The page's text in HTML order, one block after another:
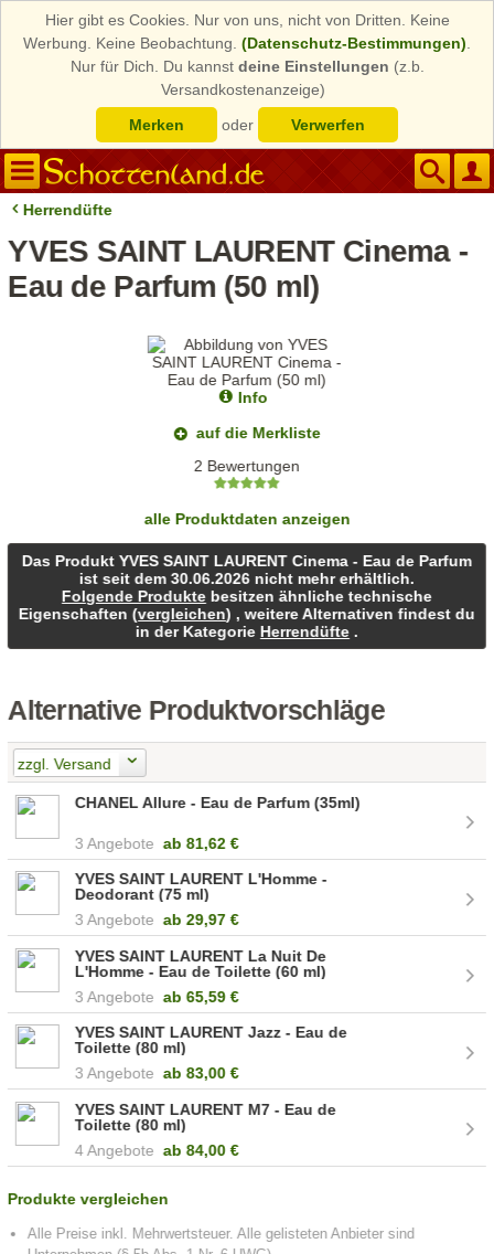
Hier gibt es Cookies. Nur von uns, nicht von Dritten. Keine
Werbung. Keine Beobachtung. (Datenschutz-Bestimmungen)
Nur für Dich. Du kannst deine Einstellungen (z.b.
Versandkostenanzeige)
Merken
oder Verwerfen
Herrendüfte
YVES SAINT LAURENT Cinema -
Eau de Parfum (50 ml)
Info
auf die Merkliste
2 Bewertungen
alle Produktdaten anzeigen
Das Produkt YVES SAINT LAURENT Cinema - Eau de Parfum
ist seit dem 30.06.2026 nicht mehr erhältlich.
Folgende Produkte besitzen ähnliche technische
Eigenschaften (vergleichen) , weitere Alternativen findest du
in der KategorieHerrendüfte .
Alternative Produktvorschläge
zzgl. Versand
CHANEL Allure - Eau de Parfum (35ml)
3 Angebote ab 81,62 €
YVES SAINT LAURENT L'Homme -
Deodorant (75 ml)
3 Angebote ab29,97 €
YVES SAINT LAURENT La Nuit De
L'Homme - Eau de Toilette (60 ml)
3 Angebote ab 65,59 €
YVES SAINT LAURENT Jazz - Eau de
Toilette (80 ml)
3 Angebote ab 83,00 €
YVES SAINT LAURENT M7 - Eau de
Toilette (80 ml)
4 Angebote ab 84,00 €
Produkte vergleichen